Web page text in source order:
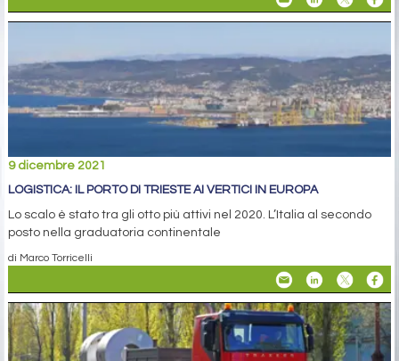
9 dicembre 2021
LOGISTICA: IL PORTO DI TRIESTE AI VERTICI IN EUROPA
Lo scalo è stato tra gli otto più attivi nel 2020. L’Italia al secondo
posto nella graduatoria continentale
di Marco Torricelli